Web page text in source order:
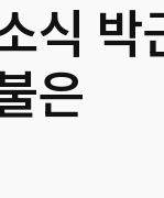
식 박
은